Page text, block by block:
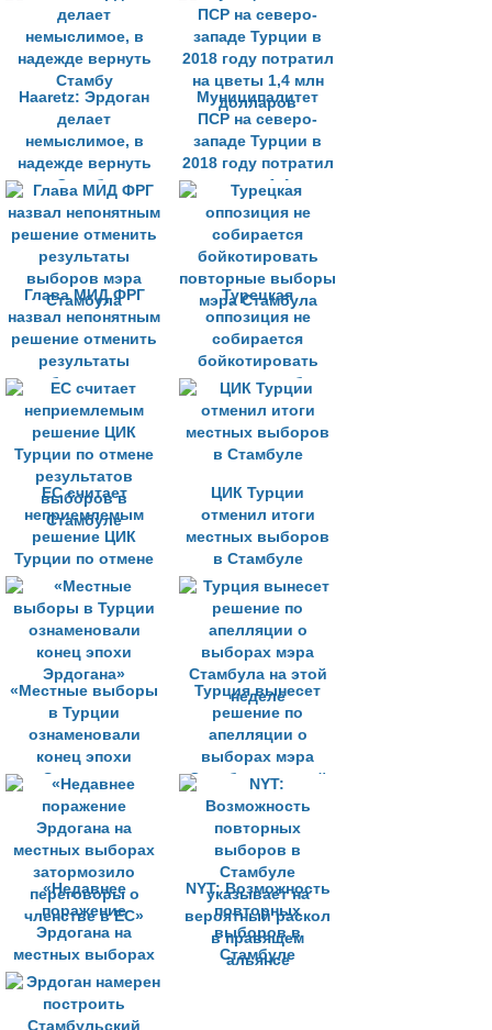
возвращается в
партию
Haaretz: Эрдоган
делает
немыслимое, в
надежде вернуть
Стамбу
Муниципалитет
ПСР на северо-
западе Турции в
2018 году потратил
на цветы 1,4 млн
долларов
Глава МИД ФРГ
назвал непонятным
решение отменить
результаты
выборов мэра
Стамбула
Турецкая
оппозиция не
собирается
бойкотировать
повторные выборы
мэра Стамбула
ЕС считает
неприемлемым
решение ЦИК
Турции по отмене
результатов
выборов в
Стамбуле
ЦИК Турции
отменил итоги
местных выборов
в Стамбуле
«Местные выборы
в Турции
ознаменовали
конец эпохи
Эрдогана»
Турция вынесет
решение по
апелляции о
выборах мэра
Стамбула на этой
неделе
«Недавнее
поражение
Эрдогана на
местных выборах
затормозило
переговоры о
членстве в ЕС»
NYT: Возможность
повторных
выборов в
Стамбуле